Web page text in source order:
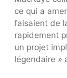
ce qui a
faisaient de
rapidement
un projet
légendaire »